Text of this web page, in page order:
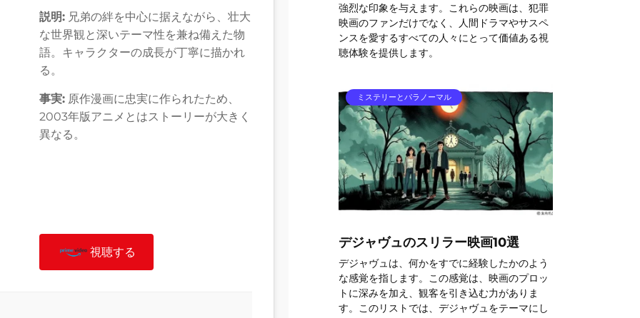
説明: 兄弟の絆を中心に据えながら、壮大
な世界観と深いテーマ性を兼ね備えた物
語。キャラクターの成長が丁寧に描かれ
る。
事実: 原作漫画に忠実に作られたため、
2003年版アニメとはストーリーが大きく
異なる。
視聴する
強烈な印象を与えます。これらの映画は、犯罪
映画のファンだけでなく、人間ドラマやサスペ
ンスを愛するすべての人々にとって価値ある視
聴体験を提供します。
ミステリーとパラノーマル
デジャヴュのスリラー映画10選
デジャヴュは、何かをすでに経験したかのよう
な感覚を指します。この感覚は、映画のプロッ
トに深みを加え、観客を引き込む力がありま
す。このリストでは、デジャヴュをテーマにし